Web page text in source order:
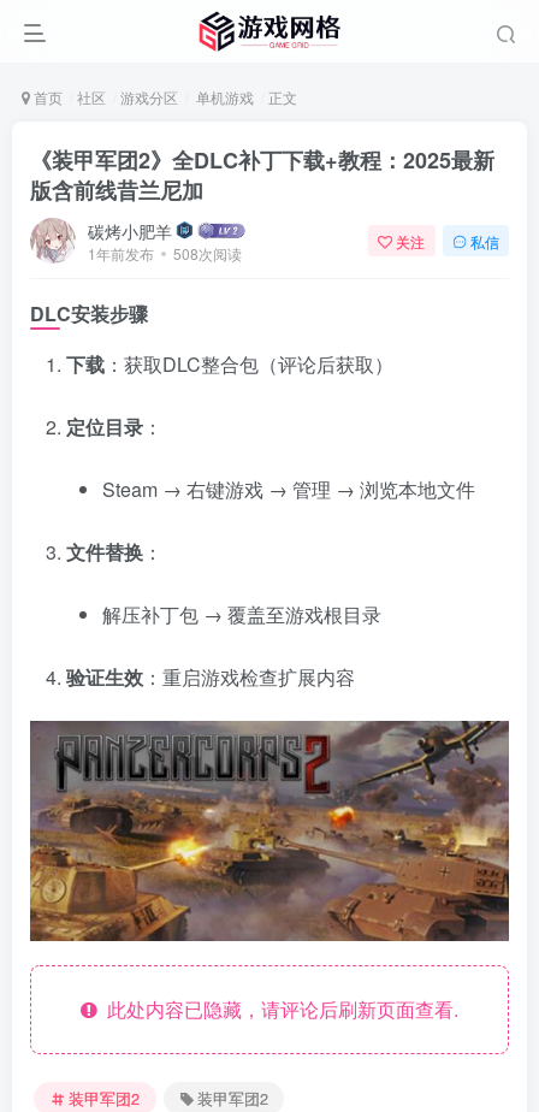
源杂烩
热度
网络游戏
1681热度
问题求助
869热度
手机游戏
551热度
首页 社区 游戏分区 单机游戏 正文
《装甲军团2》全DLC补丁下载+教程：2025最新
版含前线昔兰尼加
碳烤小肥羊
1年前发布 508次阅读
关注 私信
DLC安装步骤
下载 ：获取DLC整合包（评论后获取）
定位目录 ：
Steam → 右键游戏 → 管理 → 浏览本地文件
文件替换 ：
解压补丁包 → 覆盖至游戏根目录
验证生效 ：重启游戏检查扩展内容
此处内容已隐藏，请评论后刷新页面查看.
装甲军团2 装甲军团2